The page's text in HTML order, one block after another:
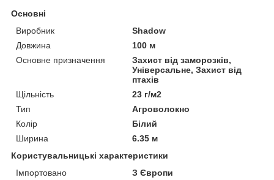
Основні
Виробник
Shadow
Довжина
100 м
Основне призначення
Захист від заморозків,
Універсальне, Захист від
птахів
Щільність
23 г/м2
Тип
Агроволокно
Колір
Білий
Ширина
6.35 м
Користувальницькі характеристики
Імпортовано
З Європи